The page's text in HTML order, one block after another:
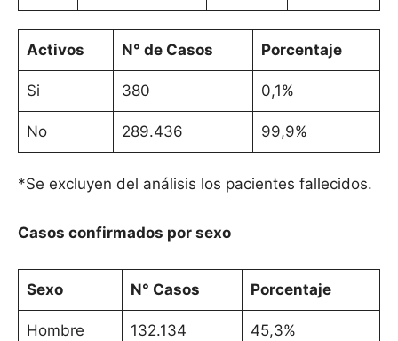
Activos N° de Casos Porcentaje
Si 380 0,1%
No 289.436 99,9%
*Se excluyen del análisis los pacientes fallecidos.
Casos confirmados por sexo
Sexo N° Casos Porcentaje
Hombre 132.134 45,3%